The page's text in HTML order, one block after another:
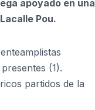
apoyado en una
Pou.
(1).
partidos de la